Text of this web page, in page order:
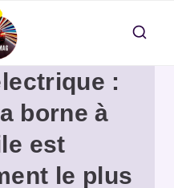
:
borne à
est
le plus